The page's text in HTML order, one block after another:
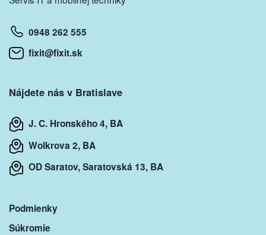
0948 262 555
fixit@fixit.sk
Nájdete nás v Bratislave
J. C. Hronského 4, BA
Wolkrova 2, BA
OD Saratov, Saratovská 13, BA
Podmienky
Súkromie